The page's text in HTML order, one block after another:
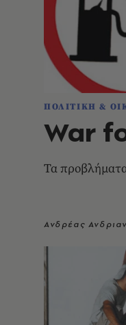
ΠΟΛΙΤΙΚΗ &
War
Τα προβλήματα
Ανδρέας